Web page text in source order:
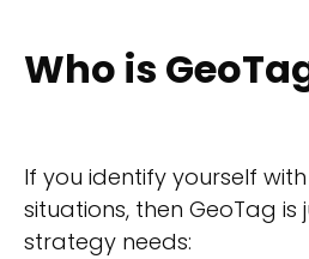
Who is
If you identify yourself
situations, then GeoTag
strategy needs: